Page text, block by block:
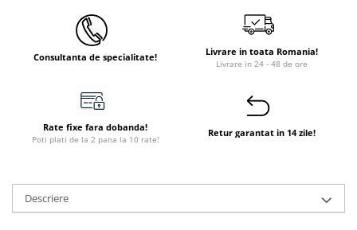
Consultanta de specialitate! Livrare in toata Romania!
Livrare in 24 - 48 de ore
Rate fixe fara dobanda!
Poti plati de la 2 pana la 10 rate!
Retur garantat in 14 zile!
Descriere